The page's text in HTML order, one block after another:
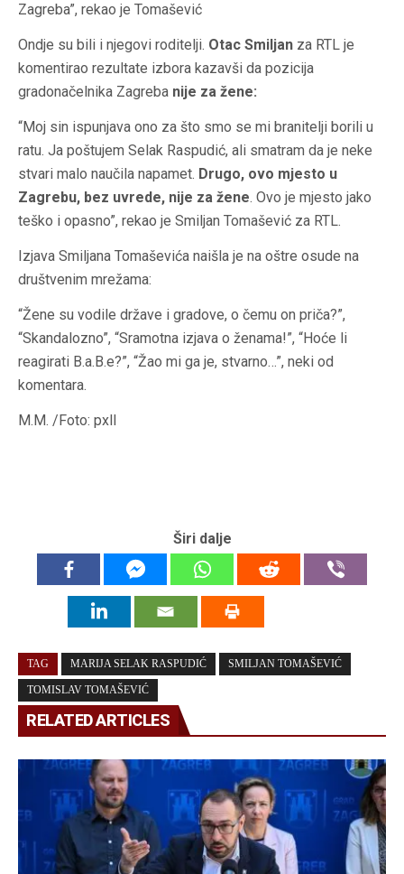
Zagreba”, rekao je Tomašević
Ondje su bili i njegovi roditelji. Otac Smiljan za RTL je
komentirao rezultate izbora kazavši da pozicija
gradonačelnika Zagreba nije za žene:
“Moj sin ispunjava ono za što smo se mi branitelji borili u
ratu. Ja poštujem Selak Raspudić, ali smatram da je neke
stvari malo naučila napamet. Drugo, ovo mjesto u
Zagrebu, bez uvrede, nije za žene. Ovo je mjesto jako
teško i opasno”, rekao je Smiljan Tomašević za RTL.
Izjava Smiljana Tomaševića naišla je na oštre osude na
društvenim mrežama:
“Žene su vodile države i gradove, o čemu on priča?”,
“Skandalozno”, “Sramotna izjava o ženama!”, “Hoće li
reagirati B.a.B.e?”, “Žao mi ga je, stvarno…”, neki od
komentara.
M.M. /Foto: pxll
Širi dalje
TAG MARIJA SELAK RASPUDIĆ SMILJAN TOMAŠEVIĆ
TOMISLAV TOMAŠEVIĆ
RELATED ARTICLES